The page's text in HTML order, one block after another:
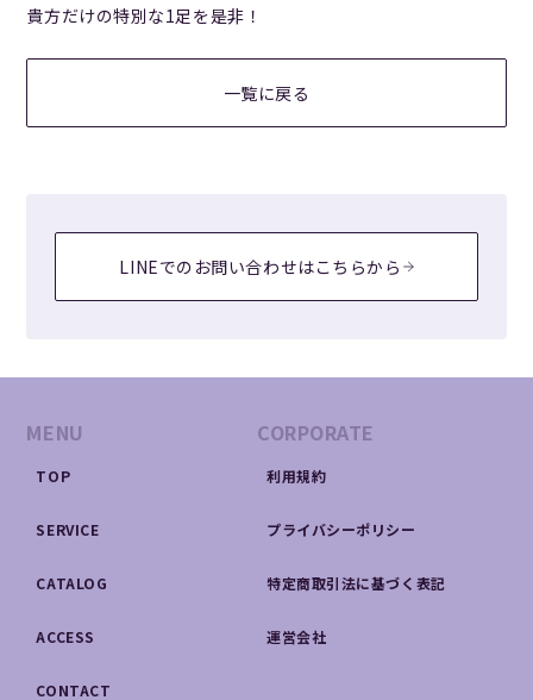
貴方だけの特別な1足を是非！
一覧に戻る
LINEでのお問い合わせはこちらから
MENU
TOP
SERVICE
CATALOG
ACCESS
CONTACT
CORPORATE
利用規約
プライバシーポリシー
特定商取引法に基づく表記
運営会社